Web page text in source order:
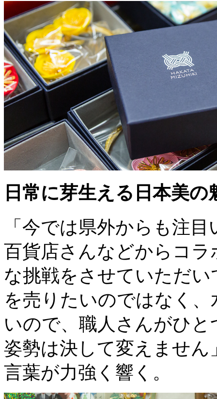
日常に芽生える日本美の
「今では県外からも注
百貨店さんなどからコ
な挑戦をさせていただ
を売りたいのではなく
いので、職人さんがひ
姿勢は決して変えませ
言葉が力強く響く。